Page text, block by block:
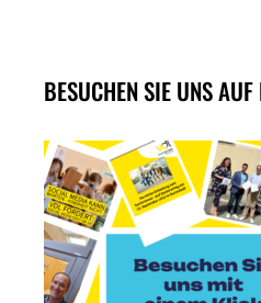
BESUCHEN SIE UNS